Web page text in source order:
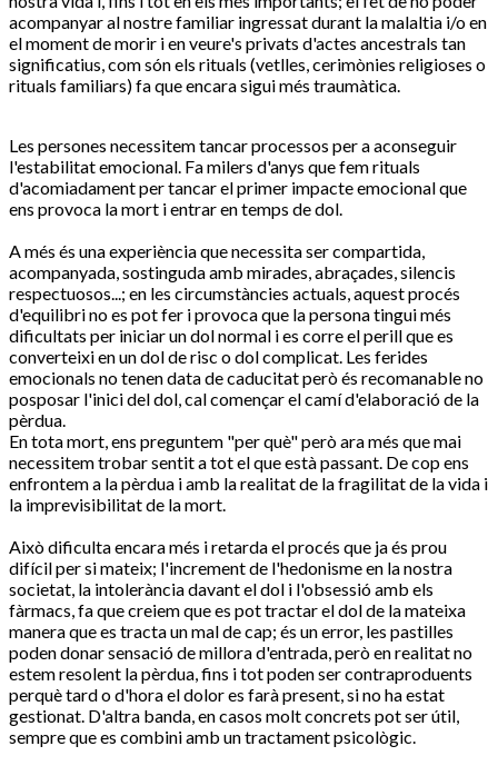
acompanyar al nostre familiar ingressat durant la malaltia i/o en
el moment de morir i en veure's privats d'actes ancestrals tan
significatius, com són els rituals (vetlles, cerimònies religioses o
rituals familiars) fa que encara sigui més traumàtica.
Les persones necessitem tancar processos per a aconseguir
l'estabilitat emocional. Fa milers d'anys que fem rituals
d'acomiadament per tancar el primer impacte emocional que
ens provoca la mort i entrar en temps de dol.
A més és una experiència que necessita ser compartida,
acompanyada, sostinguda amb mirades, abraçades, silencis
respectuosos...; en les circumstàncies actuals, aquest procés
d'equilibri no es pot fer i provoca que la persona tingui més
dificultats per iniciar un dol normal i es corre el perill que es
converteixi en un dol de risc o dol complicat. Les ferides
emocionals no tenen data de caducitat però és recomanable no
posposar l'inici del dol, cal començar el camí d'elaboració de la
pèrdua.
En tota mort, ens preguntem "per què" però ara més que mai
necessitem trobar sentit a tot el que està passant. De cop ens
enfrontem a la pèrdua i amb la realitat de la fragilitat de la vida i
la imprevisibilitat de la mort.
Això dificulta encara més i retarda el procés que ja és prou
difícil per si mateix; l'increment de l'hedonisme en la nostra
societat, la intolerància davant el dol i l'obsessió amb els
fàrmacs, fa que creiem que es pot tractar el dol de la mateixa
manera que es tracta un mal de cap; és un error, les pastilles
poden donar sensació de millora d'entrada, però en realitat no
estem resolent la pèrdua, fins i tot poden ser contraproduents
perquè tard o d'hora el dolor es farà present, si no ha estat
gestionat. D'altra banda, en casos molt concrets pot ser útil,
sempre que es combini amb un tractament psicològic.